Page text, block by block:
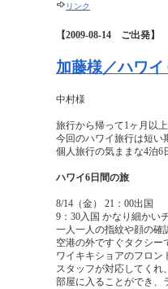
リンク
【2009-08-14 ご出発】
加藤様／ハワ
中村様
旅行から帰って1ヶ月以上
今回のハワイ旅行は短い
個人旅行の気ままな4泊
ハワイ6日間の旅
8/14（金） 21：00出国
9：30入国 かなり細かい
一人一人の指紋や顔の確
空港の外ですぐタクシー
ワイキキショアのフロン
スタッフが対応してくれ
部屋に入ることができ、